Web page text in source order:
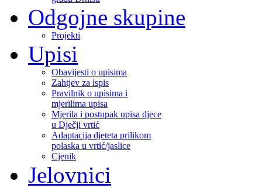
Odgojne skupine
Projekti
Upisi
Obavijesti o upisima
Zahtjev za ispis
Pravilnik o upisima i
mjerilima upisa
Mjerila i postupak upisa djece
u Dječji vrtić
Adaptacija djeteta prilikom
polaska u vrtić/jaslice
Cjenik
Jelovnici